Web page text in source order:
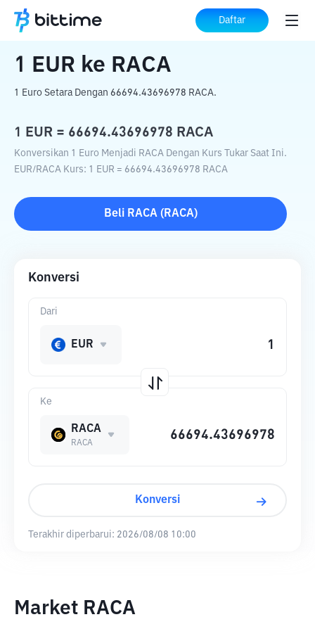
Daftar
Beranda Konverter Kripto ke RACA
1 EUR ke RACA
1 Euro Setara Dengan 66694.43696978 RACA.
1 EUR = 66694.43696978 RACA
Konversikan 1 Euro Menjadi RACA Dengan Kurs Tukar Saat Ini.
EUR/RACA Kurs: 1 EUR = 66694.43696978 RACA
Beli RACA( RACA)
Konversi
Ke
RACA
RACA
Dari
EUR
Konversi
Terakhir diperbarui: 2026/08/08 10:00
Market RACA